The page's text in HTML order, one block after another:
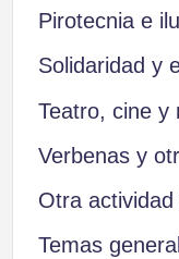
Pirotecnia e
Solidaridad y
Teatro, cine y
Verbenas y
Otra actividad
Temas